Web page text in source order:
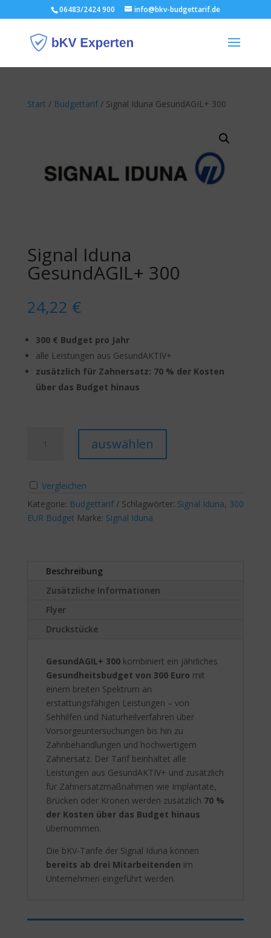
06483/2424 900 info@bkv-budgettarif.de
Start / Budgettarif/ Signal Iduna GesundAGIL+ 300
Signal Iduna
GesundAGIL+ 300
24,22 €
300 € Budget pro Jahr
alle Leistungen aus GesundAKTIV+
zusätzlich für Zahnersatz: 70 % der Kosten
über das Budget hinaus
Iduna
GesundAGIL+
Menge
auswählen
t
n
Vergleichen
Kategorie: Budgettarif Schlagwörter: Signal Iduna, 300
EUR Budget Marke: Signal Iduna
Beschreibung
Zusätzliche Informationen
Flyer
Druckstücke
GesundAGIL+ 300kombiniert ein jährliches
Gesundheitsbudget von 300 Euro mit
einem breiten Spektrum an
erstattungsfähigen Leistungen – von
Sehhilfen und Naturheilverfahren über
Vorsorgeuntersuchungen bis hin zu
Zahnbehandlungen und hochwertigem
Zahnersatz. Der Tarif beinhaltet alle
Leistungen aus GesundAKTIV+ und zusätzlich
für Zahnersatzmaßnahmen wie Implantate,
Brücken oder Kronen werden zusätzlich 70 %
der Kosten über das Budget hinaus
übernommen.
Die bKV-Tarife der Signal Iduna können
bereits ab drei Mitarbeitenden im
Unternehmen eingeführt werden.